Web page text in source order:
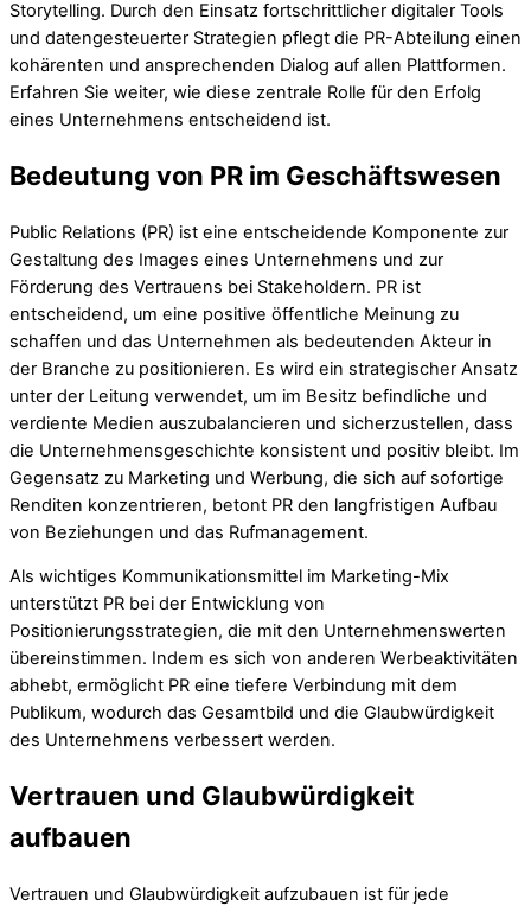
Storytelling. Durch den Einsatz fortschrittlicher digitaler Tools
und datengesteuerter Strategien pflegt die PR-Abteilung einen
kohärenten und ansprechenden Dialog auf allen Plattformen.
Erfahren Sie weiter, wie diese zentrale Rolle für den Erfolg
eines Unternehmens entscheidend ist.
Bedeutung von PR im Geschäftswesen
Public Relations (PR) ist eine entscheidende Komponente zur
Gestaltung des Images eines Unternehmens und zur
Förderung des Vertrauens bei Stakeholdern. PR ist
entscheidend, um eine positive öffentliche Meinung zu
schaffen und das Unternehmen als bedeutenden Akteur in
der Branche zu positionieren. Es wird ein strategischer Ansatz
unter der Leitung verwendet, um im Besitz befindliche und
verdiente Medien auszubalancieren und sicherzustellen, dass
die Unternehmensgeschichte konsistent und positiv bleibt. Im
Gegensatz zu Marketing und Werbung, die sich auf sofortige
Renditen konzentrieren, betont PR den langfristigen Aufbau
von Beziehungen und das Rufmanagement.
Als wichtiges Kommunikationsmittel im Marketing-Mix
unterstützt PR bei der Entwicklung von
Positionierungsstrategien, die mit den Unternehmenswerten
übereinstimmen. Indem es sich von anderen Werbeaktivitäten
abhebt, ermöglicht PR eine tiefere Verbindung mit dem
Publikum, wodurch das Gesamtbild und die Glaubwürdigkeit
des Unternehmens verbessert werden.
Vertrauen und Glaubwürdigkeit
aufbauen
Vertrauen und Glaubwürdigkeit aufzubauen ist für jede